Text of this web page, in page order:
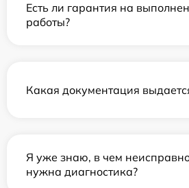
Есть ли гарантия на
работы?
Какая документация
Я уже знаю, в чем
нужна диагностика?